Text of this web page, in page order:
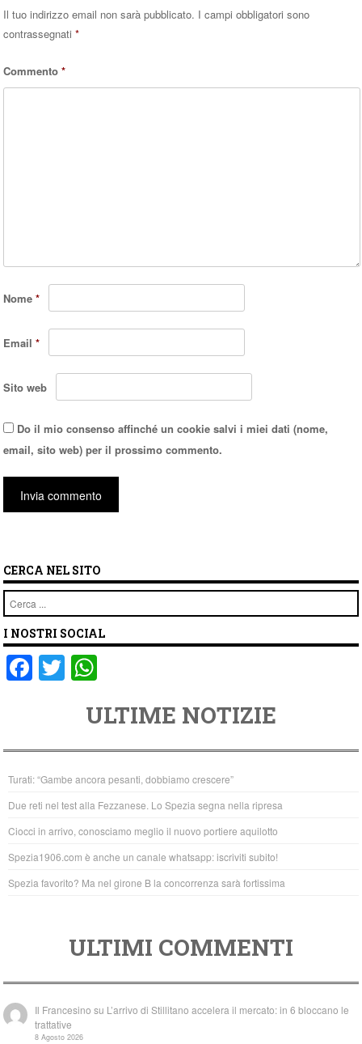
Il tuo indirizzo email non sarà pubblicato. I campi obbligatori sono
contrassegnati*
Commento*
Nome*
Email*
Sito web
Do il mio consenso affinché un cookie salvi i miei dati (nome,
email, sito web) per il prossimo commento.
CERCA NEL SITO
Cerca
I NOSTRI SOCIAL
F
a
e
b
o
o
k
T
wi
er
at
s
A
p
p
ULTIME NOTIZIE
Turati: “Gambe ancora pesanti, dobbiamo crescere”
Due reti nel test alla Fezzanese. Lo Spezia segna nella ripresa
Ciocci in arrivo, conosciamo meglio il nuovo portiere aquilotto
Spezia1906.com è anche un canale whatsapp: iscriviti subito!
Spezia favorito? Ma nel girone B la concorrenza sarà fortissima
ULTIMI COMMENTI
Il Francesino su L’arrivo di Stillitano accelera il mercato: in 6 bloccano le
trattative
8 Agosto 2026